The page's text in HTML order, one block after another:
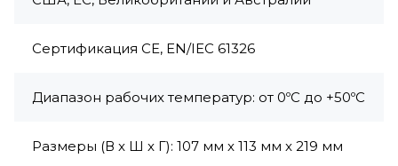
Сертификация CE, EN/IEC 61326
Диапазон рабочих температур: от 0ºC до +50ºC
Размеры (В x Ш x Г): 107 мм x 113 мм x 219 мм